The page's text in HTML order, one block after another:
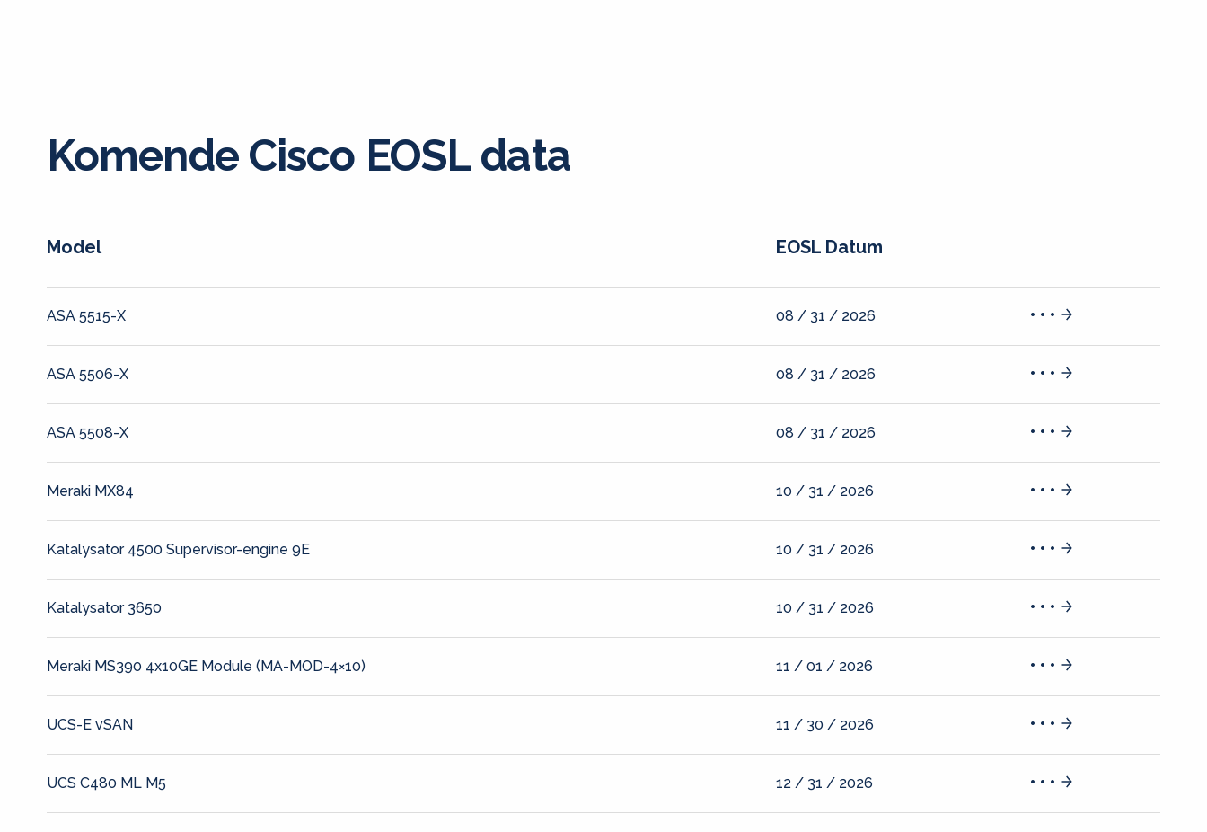
Komende Cisco EOSL data
Model EOSL Datum
ASA 5515-X 08 / 31 / 2026
ASA 5506-X 08 / 31 / 2026
ASA 5508-X 08 / 31 / 2026
Meraki MX84 10 / 31 / 2026
Katalysator 4500 Supervisor-engine 9E 10 / 31 / 2026
Katalysator 3650 10 / 31 / 2026
Meraki MS390 4x10GE Module (MA-MOD-4×10) 11 / 01 / 2026
UCS-E vSAN 11 / 30 / 2026
UCS C480 ML M5 12 / 31 / 2026